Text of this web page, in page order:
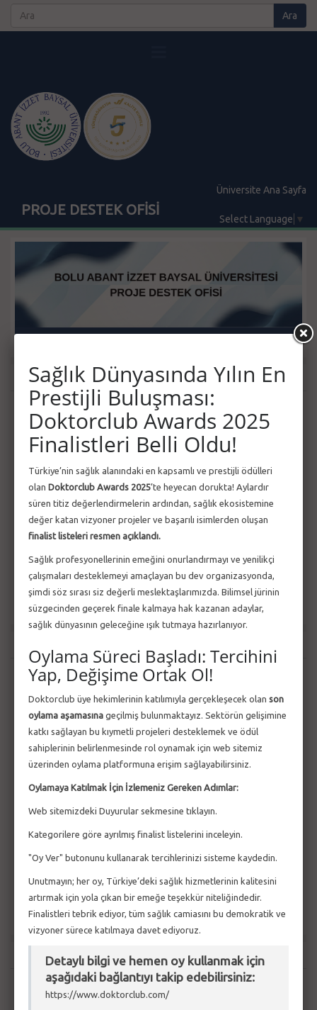
PROJE DESTEK OFİSİ
Üniversite Ana Sayfa
Select Language ▼
Duyurular Tüm Duyurular
ŞUB
13
Önemli
Tıp Fakültemiz, Doktorclub Awards’ta
Finalde
13
Ali Osman ARSLAN, Doktorclub Awards’...
ŞUB
13
Önemli
Diş Hekimliği Fakültemiz, Doktorclub
Awards’ta Finalde
ŞUB Önemli
Tıp Fakültesi Öğretim Üyemiz Prof. Dr. Murat
YILMAZ, Doktorclub Awards’ta Finald...
2 MART 2026
2205–Lisans Burs Programı 2026 Yılı 1. Dönem
Çağrısı Açıldı
2 MART 2026
1812–Yatırım Tabanlı Girişimcilik Destek Programı
27 ŞUB 2026
Sonuçları Açıklandı
1833-SAYEM Yeşil Dönüşüm 2026 Yılı 1. Çağrısı
Etkinlikler
4 KAS 2025
TÜBİTAK 2209-A/B Üniversite Öğrencileri Araştırma
Sağlık Dünyasında Yılın En
Prestijli Buluşması:
Doktorclub Awards 2025
Finalistleri Belli Oldu!
Türkiye’nin sağlık alanındaki en kapsamlı ve prestijli ödülleri
olan Doktorclub Awards 2025’te heyecan dorukta! Aylardır
süren titiz değerlendirmelerin ardından, sağlık ekosistemine
değer katan vizyoner projeler ve başarılı isimlerden oluşan
finalist listeleri resmen açıklandı.
Sağlık profesyonellerinin emeğini onurlandırmayı ve yenilikçi
çalışmaları desteklemeyi amaçlayan bu dev organizasyonda,
şimdi söz sırası siz değerli meslektaşlarımızda. Bilimsel jürinin
süzgecinden geçerek finale kalmaya hak kazanan adaylar,
sağlık dünyasının geleceğine ışık tutmaya hazırlanıyor.
Oylama Süreci Başladı: Tercihini
Yap, Değişime Ortak Ol!
Doktorclub üye hekimlerinin katılımıyla gerçekleşecek olan son
oylama aşamasına geçilmiş bulunmaktayız. Sektörün gelişimine
katkı sağlayan bu kıymetli projeleri desteklemek ve ödül
sahiplerinin belirlenmesinde rol oynamak için web sitemiz
üzerinden oylama platformuna erişim sağlayabilirsiniz.
Oylamaya Katılmak İçin İzlemeniz Gereken Adımlar:
Web sitemizdeki Duyurular sekmesine tıklayın.
Kategorilere göre ayrılmış finalist listelerini inceleyin.
"Oy Ver" butonunu kullanarak tercihlerinizi sisteme kaydedin.
Unutmayın; her oy, Türkiye’deki sağlık hizmetlerinin kalitesini
artırmak için yola çıkan bir emeğe teşekkür niteliğindedir.
Finalistleri tebrik ediyor, tüm sağlık camiasını bu demokratik ve
vizyoner sürece katılmaya davet ediyoruz.
Detaylı bilgi ve hemen oy kullanmak için
aşağıdaki bağlantıyı takip edebilirsiniz:
https://www.doktorclub.com/